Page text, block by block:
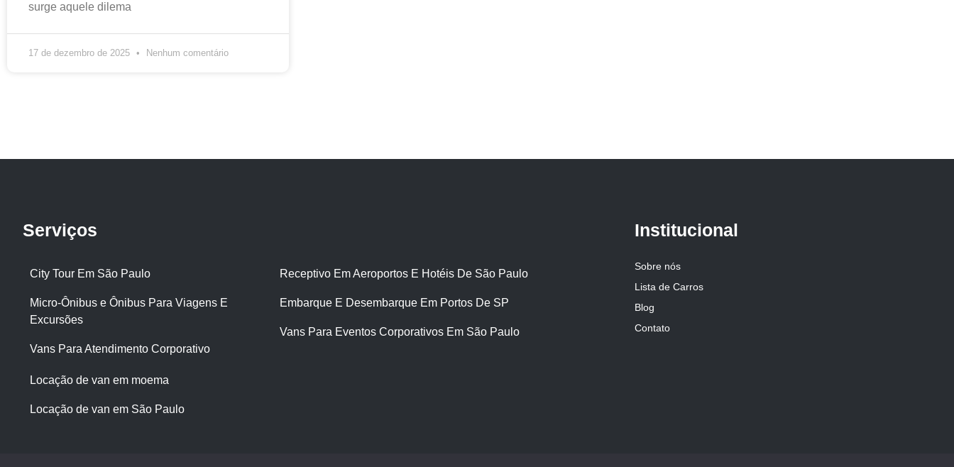
surge aquele dilema
17 de dezembro de 2025 Nenhum comentário
Serviços
City Tour Em São Paulo
Micro-Ônibus e Ônibus Para Viagens E
Excursões
Vans Para Atendimento Corporativo
Receptivo Em Aeroportos E Hotéis De São Paulo
Embarque E Desembarque Em Portos De SP
Vans Para Eventos Corporativos Em São Paulo
Locação de van em moema
Locação de van em São Paulo
Institucional
Sobre nós
Lista de Carros
Blog
Contato